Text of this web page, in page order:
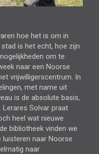
hoe het is om in
is het echt, hoe zijn
om te
naar een Noorse
vrijwilligerscentrum. In
met name uit
is de absolute basis,
Solvar praat
heel wat nieuwe
bibliotheek vinden we
luisteren naar Noorse
naar